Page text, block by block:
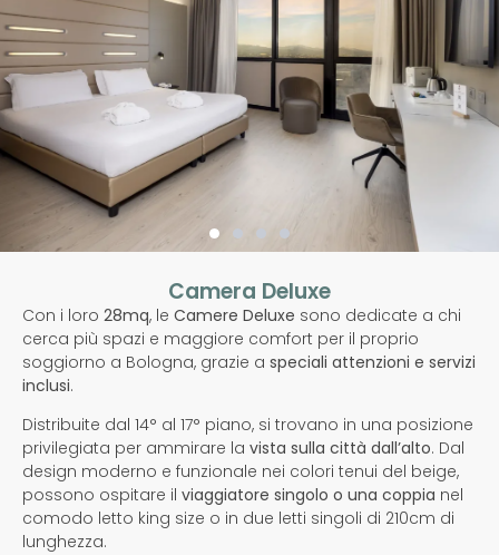
Camera Deluxe
Con i loro 28mq, le Camere Deluxe sono dedicate a chi
cerca più spazi e maggiore comfort per il proprio
soggiorno a Bologna, grazie a speciali attenzioni e servizi
inclusi.
Distribuite dal 14° al 17° piano, si trovano in una posizione
privilegiata per ammirare la vista sulla città dall’alto. Dal
design moderno e funzionale nei colori tenui del beige,
possono ospitare il viaggiatore singolo o una coppia nel
comodo letto king size o in due letti singoli di 210cm di
lunghezza.